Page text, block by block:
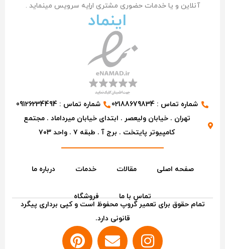
آنلاین و یا خدمات حضوری مشتری اراِیه سرویس مینماید .
اینماد
شماره تماس : 02188679834
شماره تماس : 09126234494
تهران . خیابان ولیعصر . ابتدای خیابان میرداماد . مجتمع
کامپیوتر پایتخت . برج آ . طبقه ۷ . واحد ۷۰۳
صفحه اصلی مقالات خدمات درباره ما
تماس با ما
فروشگاه
تمام حقوق برای تعمیر گروپ محفوظ است و کپی برداری پیگرد
قانونی دارد.